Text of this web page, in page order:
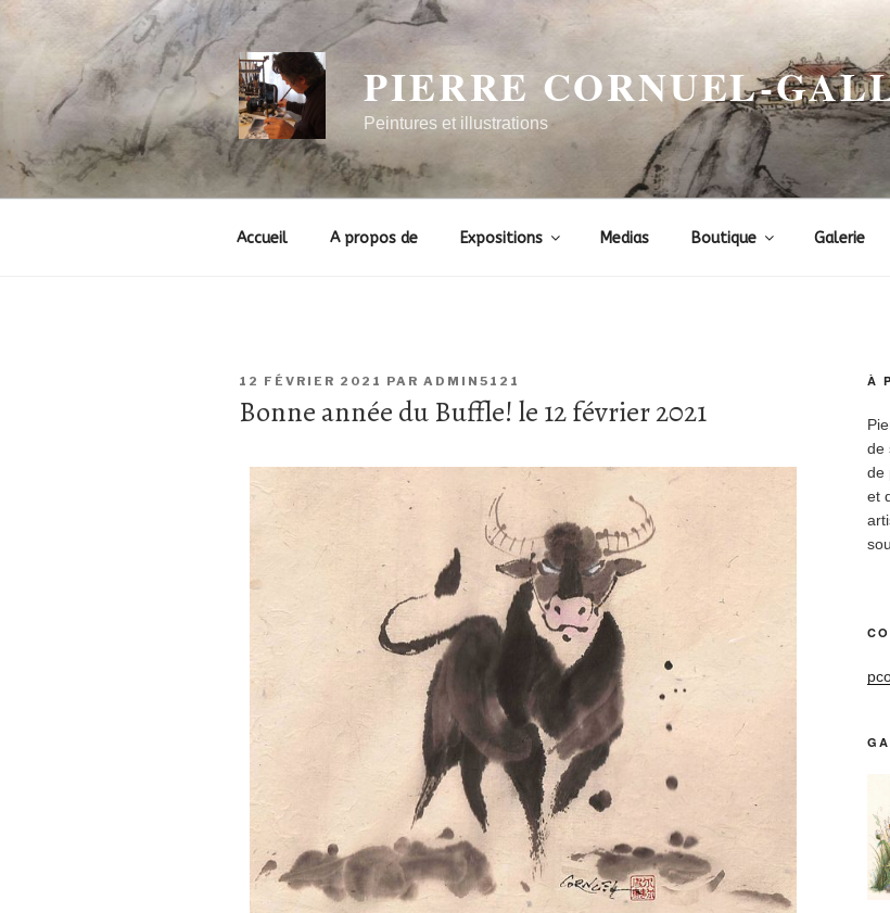
PIERRE CORNUEL-
Peintures et illustrations
Accueil A propos de Expositions Medias Boutique Galerie
12 FÉVRIER 2021 PAR ADMIN5121
Bonne année du Buffle! le 12 février 2021
À
de
de
et